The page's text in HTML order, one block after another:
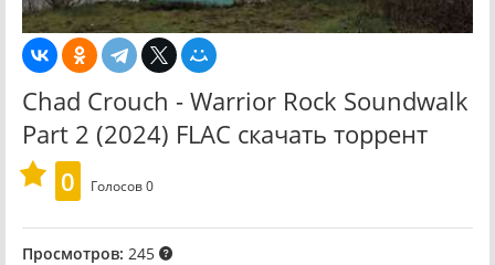
Chad Crouch - Warrior Rock Soundwalk
Part 2 (2024) FLAC скачать торрент
0
Голосов0
Просмотров: 245